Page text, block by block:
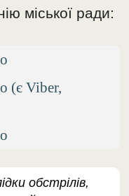
міської ради:
(є Viber,
обстрілів,